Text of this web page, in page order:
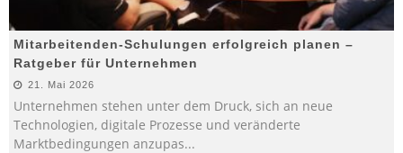
Mitarbeitenden-Schulungen erfolgreich planen –
Ratgeber für Unternehmen
21. Mai 2026
Unternehmen stehen unter dem Druck, sich an neue
Technologien, digitale Prozesse und veränderte
Marktbedingungen anzupas...